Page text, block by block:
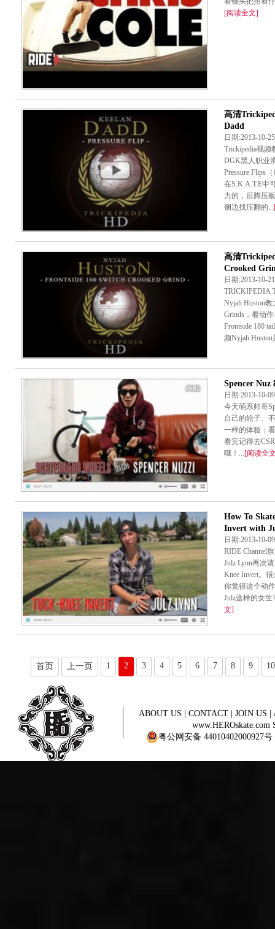
[阅读全文]
高清
Dadd
日期:2013-
Trickipedia视
DGK黑人职业
Pressure Flips
在S.K.A.T.E中
力的，后脚压
侧边找压翻的...
高清
Crooked
日期:2013-
TRICKIPEDIA
Nyjah Huston教
Grinds，看动
Frontside 180
频Nyjah
Spencer
日期:2013-
今天萌系帅哥
自己的轮子。
一样的体验；
看完记得去
哦！... [阅读全
How To
Invert with
日期:2013-
RIDE Channel
Julz Lynn再次
Knee Invert。
你觉得这个动
Julz这样的女
文]
首页 上一页 1 2 3 4 5 6 7 8 9 10
ABOUT US | CONTACT | JOIN US |
www.HEROskate.com
粤公网安备 44010402000927号